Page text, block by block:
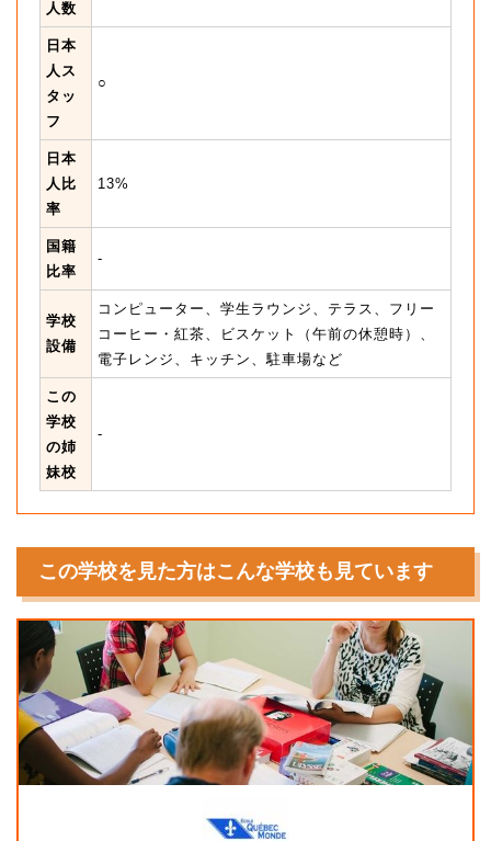
人数
日本
人ス
タッ
フ
○
日本
人比
率
13%
国籍
比率
-
学校
設備
コンピューター、学生ラウンジ、テラス、フリー
コーヒー・紅茶、ビスケット（午前の休憩時）、
電子レンジ、キッチン、駐車場など
この
学校
の姉
妹校
-
この学校を見た方はこんな学校も見ています